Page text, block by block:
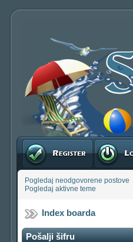
Registruj se Prijavite se
Pogledaj neodgovorene postove
Pogledaj aktivne teme
Index boarda
Pošalji šifru